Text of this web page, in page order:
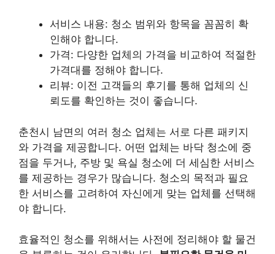
서비스 내용: 청소 범위와 항목을 꼼꼼히 확
인해야 합니다.
가격: 다양한 업체의 가격을 비교하여 적절한
가격대를 정해야 합니다.
리뷰: 이전 고객들의 후기를 통해 업체의 신
뢰도를 확인하는 것이 좋습니다.
춘천시 남면의 여러 청소 업체는 서로 다른 패키지
와 가격을 제공합니다. 어떤 업체는 바닥 청소에 중
점을 두거나, 주방 및 욕실 청소에 더 세심한 서비스
를 제공하는 경우가 많습니다. 청소의 목적과 필요
한 서비스를 고려하여 자신에게 맞는 업체를 선택해
야 합니다.
효율적인 청소를 위해서는 사전에 정리해야 할 물건